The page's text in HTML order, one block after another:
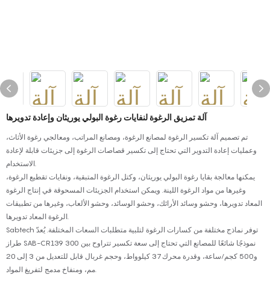
آلة تمزيق الرغوة لنفايات رغوة البولي يوريثان وإعادة تدويرها
تم تصميم آلة تكسير الرغوة لمصانع الرغوة، ومصانع المراتب، ومعالجي رغوة الأثاث،
وعمليات إعادة التدوير التي تحتاج إلى تكسير قصاصات الرغوة إلى جزيئات قابلة لإعادة
الاستخدام.
يمكنها معالجة بقايا رغوة البولي يوريثان، وكتل الرغوة المتبقية، ونفايات تقطيع الرغوة،
وغيرها من مواد الرغوة اللينة. ويمكن استخدام الجزيئات المسحوقة في إنتاج الرغوة
المعاد تدويرها، وحشو وسائد الأرائك، وحشو الوسائد، وحشو الألعاب، وغيرها من تطبيقات
الرغوة المعاد تدويرها.
Sabtech توفر نماذج مختلفة من كسارات الرغوة لتلبية متطلبات السعات المختلفة. يُعدّ
طراز SAB-CR139 نموذجًا شائعًا للمصانع التي تحتاج إلى سعة تكسير تتراوح بين 300
و500 كجم/ساعة، وقدرة محرك 37 كيلوواط، وحجم غربال قابل للتعديل من 3 إلى 20
مم، ومنفاخ مدمج لتفريغ المواد.